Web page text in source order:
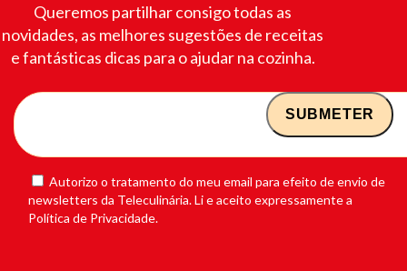
Queremos partilhar consigo todas as
novidades, as melhores sugestões de receitas
e fantásticas dicas para o ajudar na cozinha.
Autorizo o tratamento do meu email para efeito de envio de
newsletters da Teleculinária. Li e aceito expressamente a
Política de Privacidade.